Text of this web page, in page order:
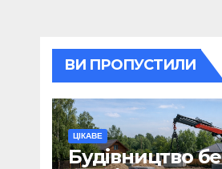
ВИ ПРОПУСТИЛИ
ЦІКАВЕ
Будівництво